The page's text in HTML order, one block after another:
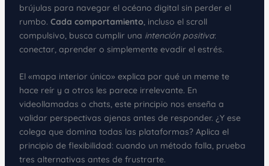
brújulas para navegar el océano digital sin perder el
rumbo. Cada comportamiento, incluso el scroll
compulsivo, busca cumplir una intención positiva:
conectar, aprender o simplemente evadir el estrés.
El «mapa interior único» explica por qué un meme te
hace reír y a otros les parece irrelevante. En
videollamadas o chats, este principio nos enseña a
validar perspectivas ajenas antes de responder. ¿Y ese
colega que domina todas las plataformas? Aplica el
principio de flexibilidad: cuando un método falla, prueba
tres alternativas antes de frustrarte.